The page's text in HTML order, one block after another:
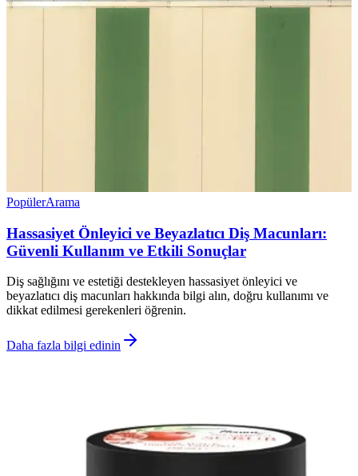
PopülerArama
Hassasiyet Önleyici ve Beyazlatıcı Diş Macunları:
Güvenli Kullanım ve Etkili Sonuçlar
Diş sağlığını ve estetiği destekleyen hassasiyet önleyici ve
beyazlatıcı diş macunları hakkında bilgi alın, doğru kullanımı ve
dikkat edilmesi gerekenleri öğrenin.
Daha fazla bilgi edinin